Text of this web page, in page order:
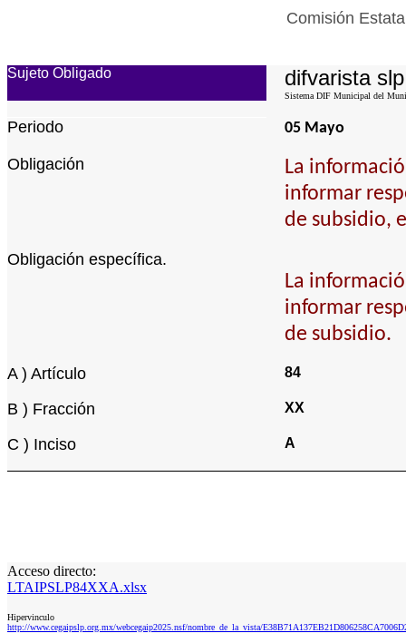
Comisión
Sujeto Obligado difvarista slp
Sistema DIF Municipal del
Periodo 05 Mayo
Obligación
La
informar
de subsidio,
Obligación específica.
La
informar
de subsidio.
A ) Artículo 84
B ) Fracción XX
C ) Inciso A
Acceso directo:
LTAIPSLP84XXA.xlsx
Hipervinculo
http://www.cegaipslp.org.mx/webcegaip2025.nsf/nombre_de_la_vista/